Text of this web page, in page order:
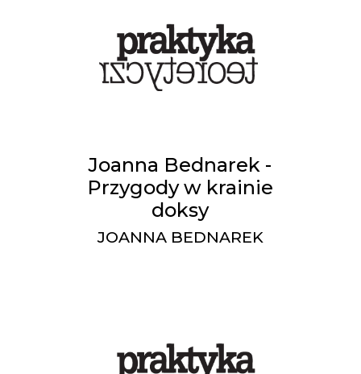
Joanna Bednarek -
Przygody w krainie
doksy
JOANNA BEDNAREK